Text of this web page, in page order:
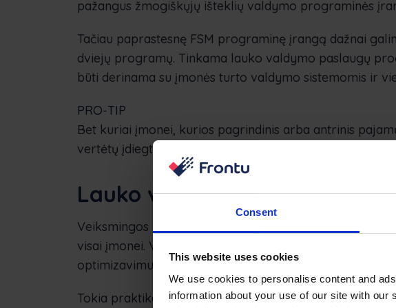
Consent
This website uses cookies
We use cookies to personalise content and
information about your use of our site with
pažangus žmogiškųjų išteklių valdymo programinės
Tačiau paprastesnę FSM programinę įrangą dažnai
dviejų programų. Tinkama lauko valdymo paslaugų
būti derinama su įmonės turto valdymo sistemomis ir
PRO-TIP
Bet kuriai įmonei, kurios pagrindinis arba antrinis
vertėtų įdiegti lauko valdymo praktiką ir programinę
Lauko valdymo paslaugos
Veiksmingos lauko valdymo paslaugų praktikos ir
visai įmonei. Visų pirma, efektyvi lauko valdymo
optimizavimu.
Tokia praktika gali būti naudinga, pvz: